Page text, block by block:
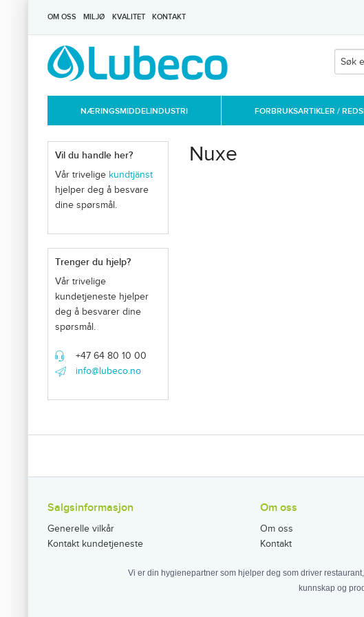
OM OSS MILJØ KVALITET KONTAKT
NÆRINGSMIDDELINDUSTRI FORBRUKSARTIKLER /
Vil du handle her?
Vår trivelige kundtjänst
hjelper deg å besvare
dine spørsmål.
Trenger du hjelp?
Vår trivelige
kundetjeneste hjelper
deg å besvarer dine
spørsmål.
+47 64 80 10 00
info@lubeco.no
Nuxe
Salgsinformasjon
Generelle vilkår
Kontakt kundetjeneste
Om oss
Om oss
Kontakt
Vi er din hygienepartner som hjelper deg som driver
kunnskap og